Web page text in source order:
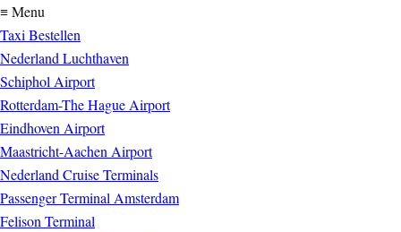
≡ Menu
Taxi Bestellen
Nederland Luchthaven
Schiphol Airport
Rotterdam-The Hague Airport
Eindhoven Airport
Maastricht-Aachen Airport
Nederland Cruise Terminals
Passenger Terminal Amsterdam
Felison Terminal